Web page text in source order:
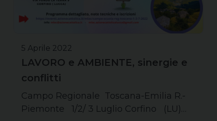
5 Aprile 2022
LAVORO e AMBIENTE, sinergie e
conflitti
Campo Regionale Toscana-Emilia R.-
Piemonte 1/2/ 3 Luglio Corfino (LU)…